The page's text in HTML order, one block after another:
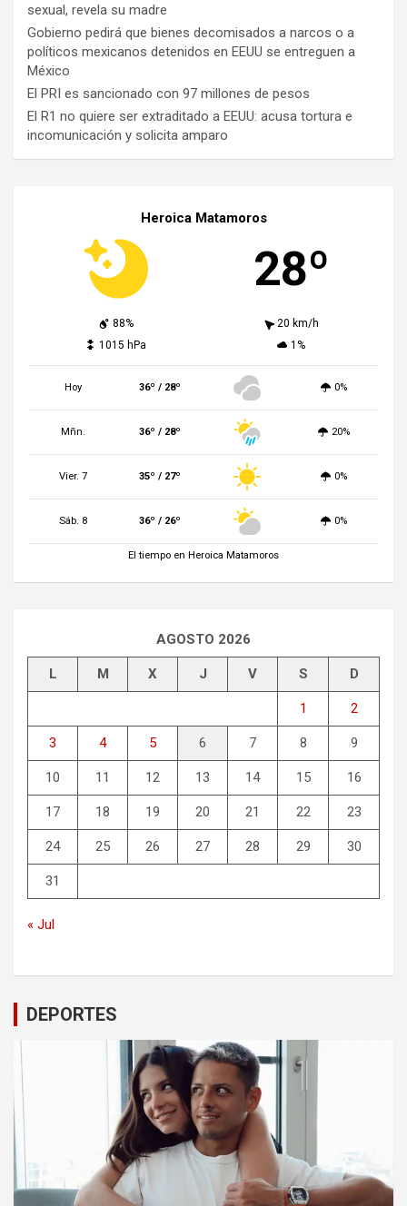
sexual, revela su madre
Gobierno pedirá que bienes decomisados a narcos o a
políticos mexicanos detenidos en EEUU se entreguen a
México
El PRI es sancionado con 97 millones de pesos
El R1 no quiere ser extraditado a EEUU: acusa tortura e
incomunicación y solicita amparo
Heroica Matamoros
28º
88%
20 km/h
1015 hPa
1%
Hoy 36º / 28º 0%
Mñn. 36º / 28º 20%
Vier. 7 35º / 27º 0%
Sáb. 8 36º / 26º 0%
El tiempo en Heroica Matamoros
AGOSTO 2026
L M X J V S D
1 2
3 4 5 6 7 8 9
10 11 12 13 14 15 16
17 18 19 20 21 22 23
24 25 26 27 28 29 30
31
« Jul
DEPORTES